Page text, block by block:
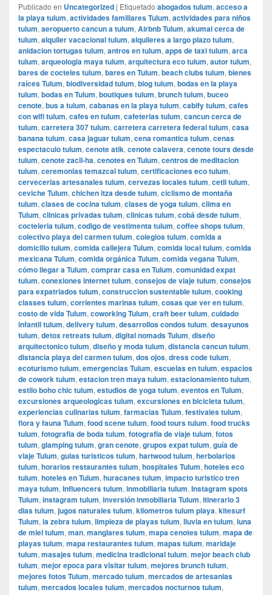
Publicado en Uncategorized | Etiquetado abogados tulum, acceso a
la playa tulum, actividades familiares Tulum, actividades para niños
tulum, aeropuerto cancun a tulum, Airbnb Tulum, akumal cerca de
tulum, alquiler vacacional tulum, alquileres a largo plazo tulum,
anidacion tortugas tulum, antros en tulum, apps de taxi tulum, arca
tulum, arqueologia maya tulum, arquitectura eco tulum, autor tulum,
bares de cocteles tulum, bares en Tulum, beach clubs tulum, bienes
raíces Tulum, biodiversidad tulum, blog tulum, bodas en la playa
tulum, bodas en Tulum, boutiques tulum, brunch tulum, buceo
cenote, bus a tulum, cabanas en la playa tulum, cabify tulum, cafes
con wifi tulum, cafes en tulum, cafeterias tulum, cancun cerca de
tulum, carretera 307 tulum, carretera carretera federal tulum, casa
banana tulum, casa jaguar tulum, cena romantica tulum, cenas
espectaculo tulum, cenote atik, cenote calavera, cenote tours desde
tulum, cenote zacil-ha, cenotes en Tulum, centros de meditacion
tulum, ceremonias temazcal tulum, certificaciones eco tulum,
cervecerias artesanales tulum, cervezas locales tulum, cetli tulum,
ceviche Tulum, chichen itza desde tulum, ciclismo de montaña
tulum, clases de cocina tulum, clases de yoga tulum, clima en
Tulum, clinicas privadas tulum, clinicas tulum, cobá desde tulum,
cocteleria tulum, codigo de vestimenta tulum, coffee shops tulum,
colectivo playa del carmen tulum, colegios tulum, comida a
domicilio tulum, comida callejera Tulum, comida local tulum, comida
mexicana Tulum, comida orgánica Tulum, comida vegana Tulum,
cómo llegar a Tulum, comprar casa en Tulum, comunidad expat
tulum, conexiones internet tulum, consejos de viaje tulum, consejos
para expatriados tulum, construccion sustentable tulum, cooking
classes tulum, corrientes marinas tulum, cosas que ver en tulum,
costo de vida Tulum, coworking Tulum, craft beer tulum, cuidado
infantil tulum, delivery tulum, desarrollos condos tulum, desayunos
tulum, detox retreats tulum, digital nomads Tulum, diseño
arquitectonico tulum, diseño y moda tulum, distancia cancun tulum,
distancia playa del carmen tulum, dos ojos, dress code tulum,
ecoturismo tulum, emergencias Tulum, escuelas en tulum, espacios
de cowork tulum, estacion tren maya tulum, estacionamiento tulum,
estilo boho chic tulum, estudios de yoga tulum, eventos en Tulum,
excursiones arqueologicas tulum, excursiones en bicicleta tulum,
experiencias culinarias tulum, farmacias Tulum, festivales tulum,
flora y fauna Tulum, food scene tulum, food tours tulum, food trucks
tulum, fotografia de boda tulum, fotografia de viaje tulum, fotos
tulum, glamping tulum, gran cenote, grupos expat tulum, guía de
viaje Tulum, guias turisticos tulum, hartwood tulum, herbolarios
tulum, horarios restaurantes tulum, hospitales Tulum, hoteles eco
tulum, hoteles en Tulum, huracanes tulum, impacto turistico tren
maya tulum, Influencers tulum, inmobiliaria tulum, Instagram spots
Tulum, instagram tulum, inversión inmobiliaria Tulum, itinerario 3
dias tulum, jugos naturales tulum, kilometros tulum playa, kitesurf
Tulum, la zebra tulum, limpieza de playas tulum, lluvia en tulum, luna
de miel tulum, man, manglares tulum, mapa cenotes tulum, mapa de
playas tulum, mapa restaurantes tulum, mapas tulum, maridaje
tulum, masajes tulum, medicina tradicional tulum, mejor beach club
tulum, mejor epoca para visitar tulum, mejores brunch tulum,
mejores fotos Tulum, mercado tulum, mercados de artesanias
tulum, mercados locales tulum, mercados nocturnos tulum,